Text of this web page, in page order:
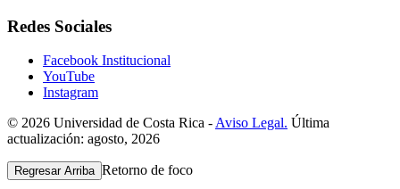
Redes Sociales
Facebook Institucional
YouTube
Instagram
© 2026 Universidad de Costa Rica - Aviso Legal. Última
actualización: agosto, 2026
Regresar Arriba Retorno de foco